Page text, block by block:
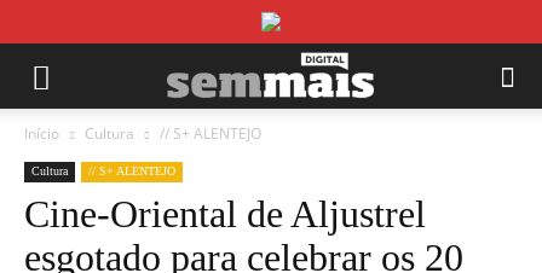
Início Cultura // S+ ALENTEJO
Cultura // S+ ALENTEJO
Cine-Oriental de Aljustrel
esgotado para celebrar os 20